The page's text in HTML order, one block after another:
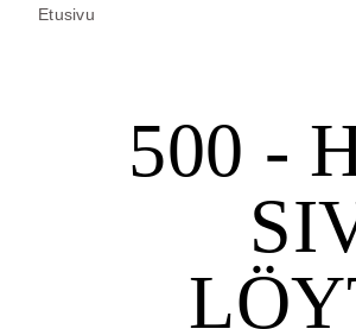
Etusivu
500 -